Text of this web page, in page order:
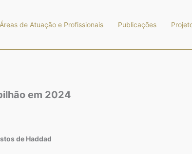
Áreas de Atuação e Profissionais Publicações
em 2024
de Haddad